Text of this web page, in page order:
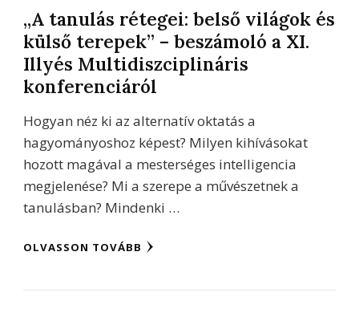
„A tanulás rétegei: belső világok és
külső terepek” – beszámoló a XI.
Illyés Multidiszciplináris
konferenciáról
Hogyan néz ki az alternatív oktatás a
hagyományoshoz képest? Milyen kihívásokat
hozott magával a mesterséges intelligencia
megjelenése? Mi a szerepe a művészetnek a
tanulásban? Mindenki …
OLVASSON TOVÁBB